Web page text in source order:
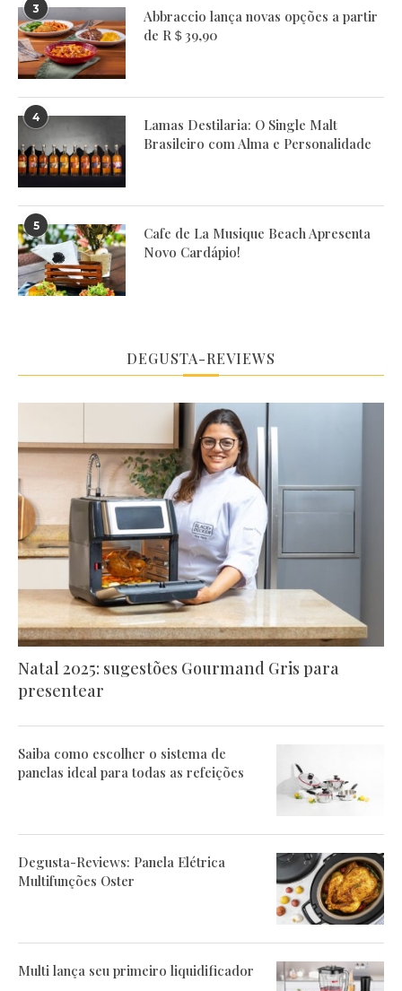
3
Abbraccio lança novas opções a partir
de R＄39,90
4
Lamas Destilaria: O Single Malt
Brasileiro com Alma e Personalidade
5
Cafe de La Musique Beach Apresenta
Novo Cardápio!
DEGUSTA-REVIEWS
Natal 2025: sugestões Gourmand Gris para
presentear
Saiba como escolher o sistema de
panelas ideal para todas as refeições
Degusta-Reviews: Panela Elétrica
Multifunções Oster
Multi lança seu primeiro liquidificador